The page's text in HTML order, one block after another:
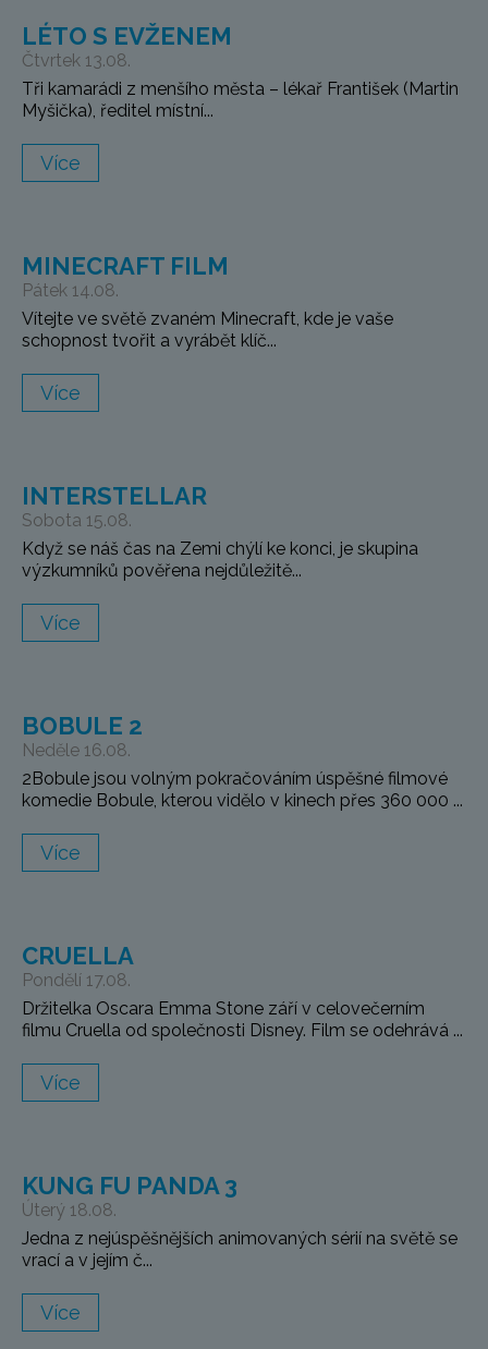
LÉTO S EVŽENEM
Čtvrtek 13.08.
Tři kamarádi z menšího města – lékař František (Martin
Myšička), ředitel místní...
Více
MINECRAFT FILM
Pátek 14.08.
Vítejte ve světě zvaném Minecraft, kde je vaše
schopnost tvořit a vyrábět klíč...
Více
INTERSTELLAR
Sobota 15.08.
Když se náš čas na Zemi chýlí ke konci, je skupina
výzkumníků pověřena nejdůležitě...
Více
BOBULE 2
Neděle 16.08.
2Bobule jsou volným pokračováním úspěšné filmové
komedie Bobule, kterou vidělo v kinech přes 360 000 ...
Více
CRUELLA
Pondělí 17.08.
Držitelka Oscara Emma Stone září v celovečerním
filmu Cruella od společnosti Disney. Film se odehrává ...
Více
KUNG FU PANDA 3
Úterý 18.08.
Jedna z nejúspěšnějších animovaných sérií na světě se
vrací a v jejím č...
Více